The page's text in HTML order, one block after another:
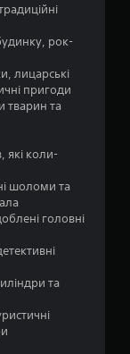
о
к
н
а
о
с
н
о
в
рок-
лицарські
пригоди
тварин та
які коли-
шоломи та
головні
та